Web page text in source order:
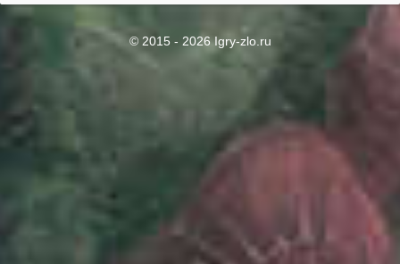
© 2015 - 2026 Igry-zlo.ru